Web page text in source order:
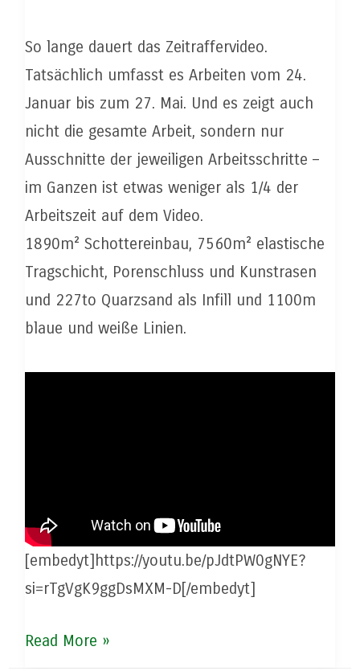
So lange dauert das Zeitraffervideo.
Tatsächlich umfasst es Arbeiten vom 24.
Januar bis zum 27. Mai. Und es zeigt auch
nicht die gesamte Arbeit, sondern nur
Ausschnitte der jeweiligen Arbeitsschritte –
im Ganzen ist etwas weniger als 1/4 der
Arbeitszeit auf dem Video.
1890m² Schottereinbau, 7560m² elastische
Tragschicht, Porenschluss und Kunstrasen
und 227to Quarzsand als Infill und 1100m
blaue und weiße Linien.
[embedyt]https://youtu.be/pJdtPW0gNYE?
si=rTgVgK9ggDsMXM-D[/embedyt]
Kunstrasenbau
Read More »